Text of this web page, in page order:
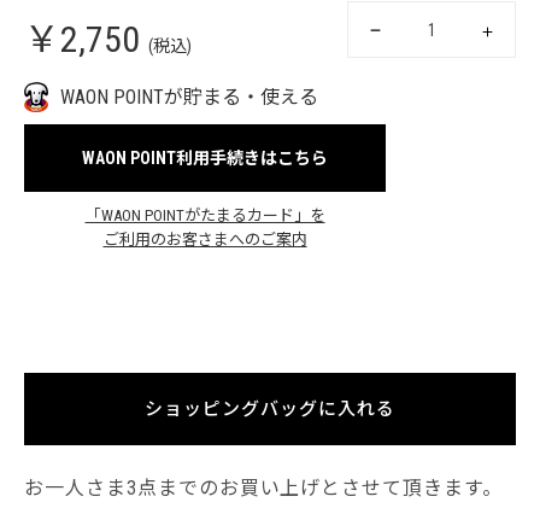
￥2,750 (税込)
WAON POINTが貯まる・使える
WAON POINT利用手続きはこちら
「WAON POINTがたまるカード」を
ご利用のお客さまへのご案内
ショッピングバッグに入れる
お一人さま3点までのお買い上げとさせて頂きます。